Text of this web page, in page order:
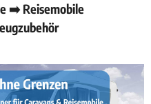
➡️ Reisemobile